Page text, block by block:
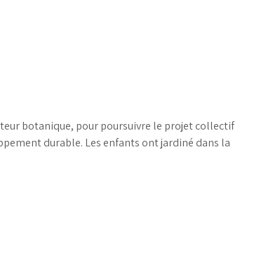
botanique, pour poursuivre le projet collectif
durable. Les enfants ont jardiné dans la